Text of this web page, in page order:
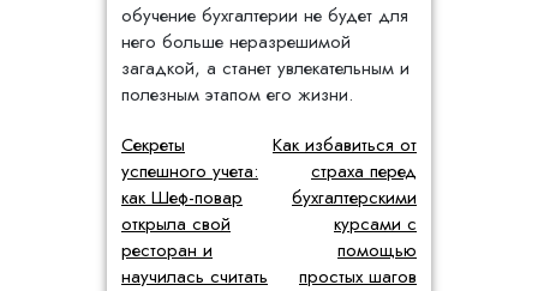
обучение бухгалтерии не будет для
него больше неразрешимой
загадкой, а станет увлекательным и
полезным этапом его жизни.
Навигация
по
записям
Секреты
успешного учета:
как Шеф-повар
открыла свой
ресторан и
научилась считать
Как избавиться от
страха перед
бухгалтерскими
курсами с
помощью
простых шагов